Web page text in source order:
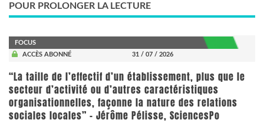
POUR PROLONGER LA LECTURE
FOCUS
ACCÈS ABONNÉ
31 / 07 / 2026
“La taille de l’effectif d’un établissement, plus que le
secteur d’activité ou d’autres caractéristiques
organisationnelles, façonne la nature des relations
sociales locales” - Jérôme Pélisse, SciencesPo